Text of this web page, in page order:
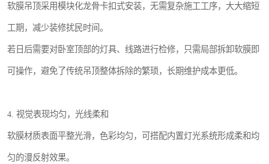
软膜吊顶采用模块化龙骨卡扣式安装，无需复杂施工工序，大大缩短
工期，减少装修扰民时间。
若日后需要对卧室顶部的灯具、线路进行检修，只需局部拆卸软膜即
可操作，避免了传统吊顶整体拆除的繁琐，长期维护成本更低。
4. 视觉表现均匀，光线柔和
软膜材质表面平整光滑，色彩均匀，可搭配内置灯光系统形成柔和均
匀的漫反射效果。